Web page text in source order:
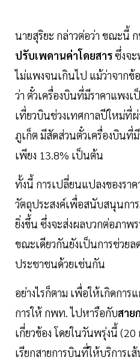
นายสุริยะ กล่าวต่อว่า ขณะนี้
ปรับเพดานค่าโดยสารซึ่งจะ
ไม่แพงจนเกินไป แม้ว่าจาก
ว่า ตั๋วเครื่องบินที่มีราคาแพง
เที่ยวบินช่วงเทศกาลปีใหม่ที่
ภูเก็ต มีสัดส่วนตั๋วเครื่องบินที่
เพียง 13.8% เป็นต้น
ทั้งนี้ การเปลี่ยนแปลงของรา
วัตถุประสงค์เพื่อสนับสนุนกา
ยิ่งขึ้น ซึ่งจะส่งผลบวกต่อภาพ
ขณะเดียวกันยังเป็นการช่วยล
ประชาชนด้วยเช่นกัน
อย่างไรก็ตาม เพื่อให้เกิดกา
การให้ กพท. ไปหารือกับสาย
เกี่ยวข้อง โดยในวันพรุ่งนี้
เรียกสายการบินที่ให้บริการเ